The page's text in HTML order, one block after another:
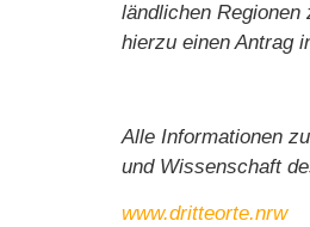
ländlichen Regionen
hierzu einen Antrag
Alle Informationen
und Wissenschaft
www.dritteorte.nrw